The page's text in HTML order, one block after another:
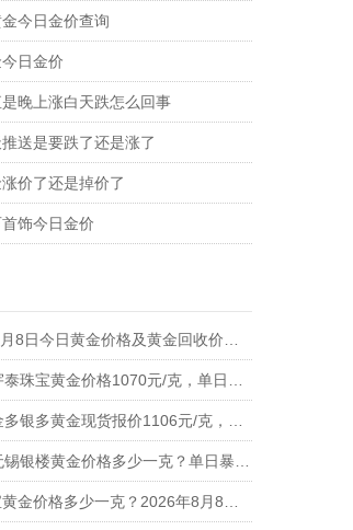
今日金价查询
日金价
晚上涨白天跌怎么回事
送是要跌了还是涨了
价了还是掉价了
饰今日金价